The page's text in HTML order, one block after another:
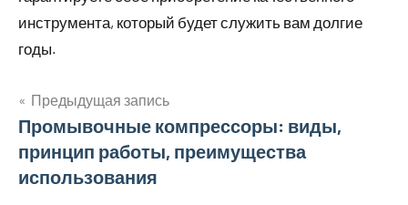
инструмента, который будет служить вам долгие
годы.
Навигация
по
Предыдущая запись
Промывочные компрессоры: виды,
принцип работы, преимущества
использования